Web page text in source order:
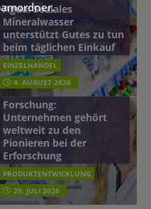
Agua: Soziales
Mineralwasser
unterstützt Gutes zu tun
beim täglichen Einkauf
EINZELHANDEL
4. AUGUST 2026
Beiersdorf
Hautmikrobiom-
Forschung:
Unternehmen gehört
weltweit zu den
Pionieren bei der
Erforschung
PRODUKTENTWICKLUNG
29. JULI 2026